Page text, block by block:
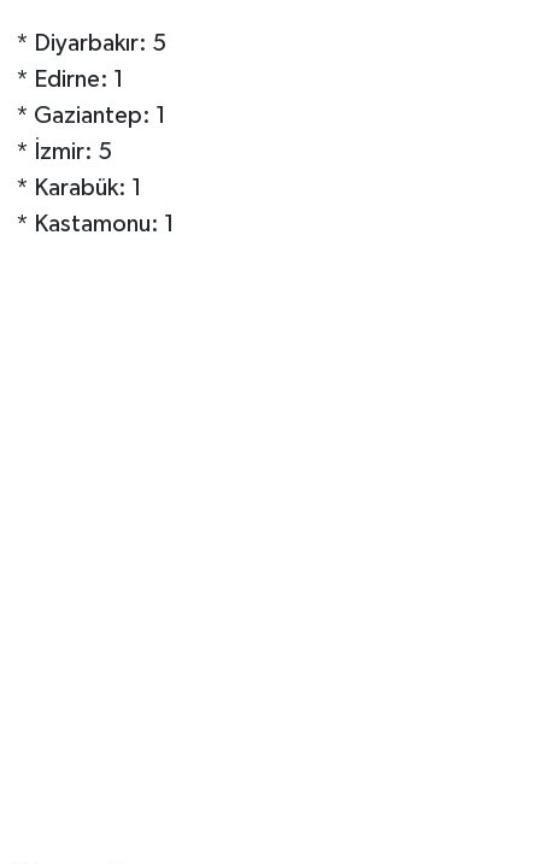
* Diyarbakır: 5
* Edirne: 1
* Gaziantep: 1
* İzmir: 5
* Karabük: 1
* Kastamonu: 1